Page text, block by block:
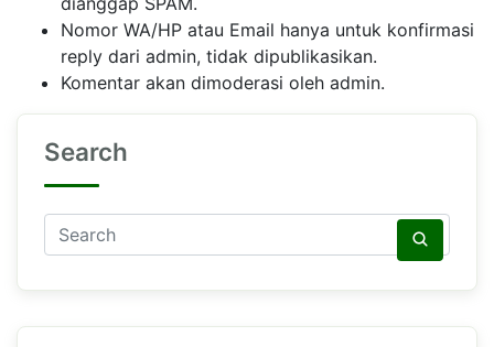
Nomor WA/HP atau Email hanya untuk konfirmasi
reply dari admin, tidak dipublikasikan.
Komentar akan dimoderasi oleh admin.
Search